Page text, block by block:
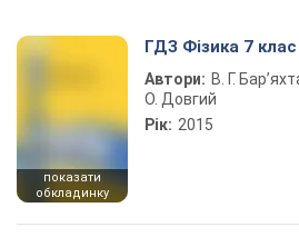
показати
обкладинку
ГДЗ Фізика 7 клас
Автори: В. Г.
О. Довгий
Рік: 2015